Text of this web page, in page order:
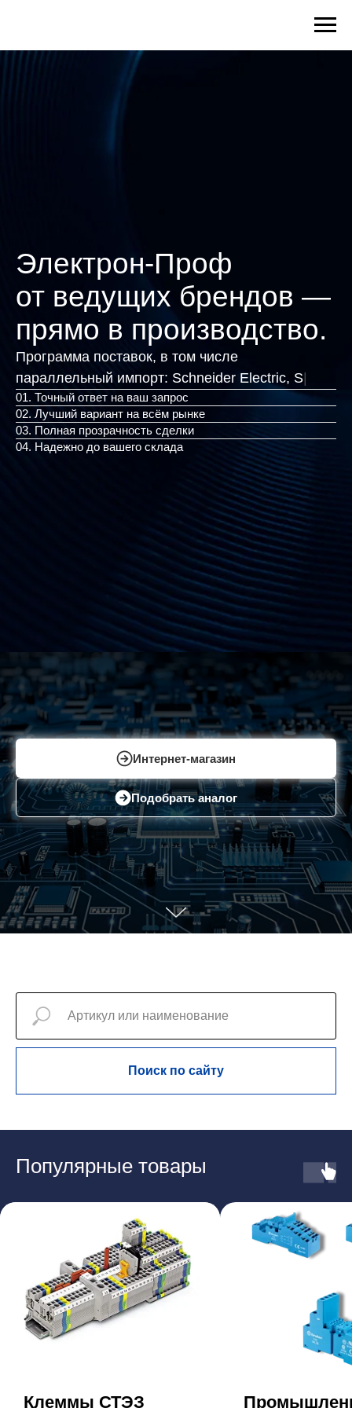
Электрон-Проф
от ведущих брендов —
прямо в производство.
Программа поставок, в том числе
параллельный импорт: Schneide|
01. Точный ответ на ваш запрос
02. Лучший вариант на всём рынке
03. Полная прозрачность сделки
04. Надежно до вашего склада
Интернет-магазин
Подобрать аналог
Поиск по сайту
Популярные товары
Клеммы СТЭЗ